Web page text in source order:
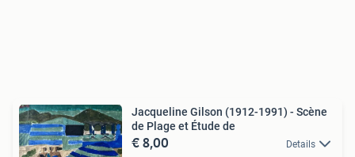
Jacqueline Gilson (1912-1991) - Scène
de Plage et Étude de
€ 8,00 Details